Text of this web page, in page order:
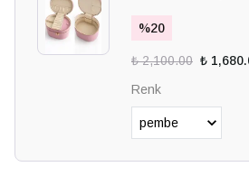
%20
₺ 2,100.00 ₺
Renk